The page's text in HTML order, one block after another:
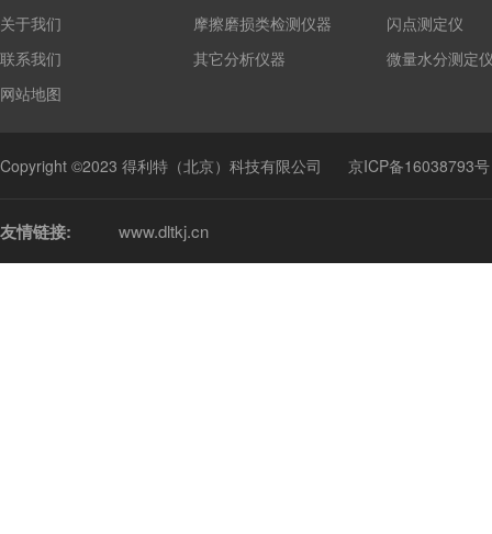
关于我们
联系我们
网站地图
摩擦磨损类检测仪器
其它分析仪器
闪点测定仪
微量水分测定
Copyright ©2023 得利特（北京）科技有限公司 京ICP备16038793号
友情链接: www.dltkj.cn